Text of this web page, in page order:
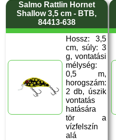
Salmo Rattlin Hornet
Shallow 3,5 cm - BTB,
84413-638
Hossz: 3,5
cm, súly: 3
g, vontatási
mélység:
0,5 m,
horogszám:
2 db, úszik
vontatás
hatására
tör a
vízfelszín
alá